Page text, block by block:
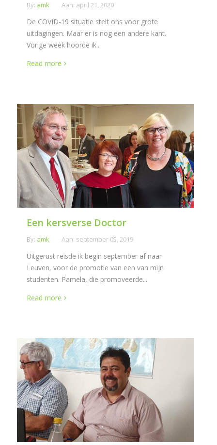
By: amk Aan: april 21, 2020
De COVID-19 situatie stelt ons voor grote
uitdagingen. Maar er is nog een andere kant.
Vorige week hoorde ik...
Read more
Een kersverse Doctor
By: amk Aan: september 05, 2019
Uitgerust reisde ik begin september af naar
Leuven, voor de promotie van een van mijn
studenten. Pamela, die promoveerde...
Read more